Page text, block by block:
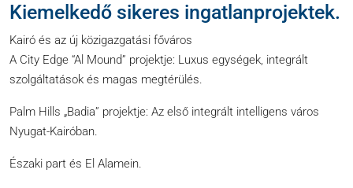
Kiemelkedő sikeres ingatlanprojektek.
Kairó és az új közigazgatási főváros
A City Edge “Al Mound” projektje: Luxus egységek, integrált
szolgáltatások és magas megtérülés.
Palm Hills „Badia” projektje: Az első integrált intelligens város
Nyugat-Kairóban.
Északi part és El Alamein.